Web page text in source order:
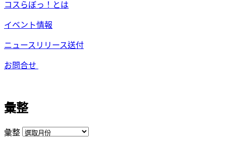
コスらぼっ！とは
イベント情報
ニュースリリース送付
お問合せ
彙整
彙整